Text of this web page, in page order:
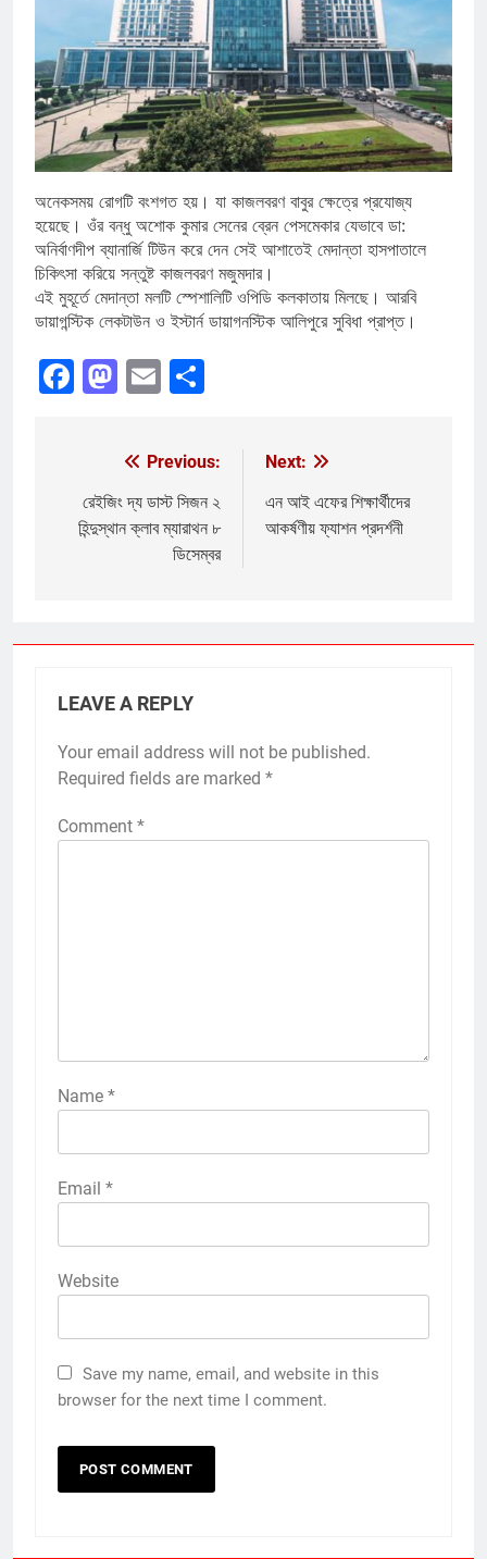
অনেকসময় রোগটি বংশগত হয়। যা কাজলবরণ বাবুর ক্ষেত্রে প্রযোজ্য
হয়েছে। ওঁর বন্ধু অশোক কুমার সেনের ব্রেন পেসমেকার যেভাবে ডা:
অনির্বাণদীপ ব্যানার্জি টিউন করে দেন সেই আশাতেই মেদান্তা হাসপাতালে
চিকিৎসা করিয়ে সন্তুষ্ট কাজলবরণ মজুমদার।
এই মুহূর্তে মেদান্তা মলটি স্পেশালিটি ওপিডি কলকাতায় মিলছে। আরবি
ডায়াগন্স্টিক লেকটাউন ও ইস্টার্ন ডায়াগনস্টিক আলিপুরে সুবিধা প্রাপ্ত।
Facebook
Mastodon
Email
navigation
Previous:
রেইজিং দ্য ডাস্ট সিজন ২
হিন্দুস্থান ক্লাব ম্যারাথন ৮
ডিসেম্বর
Next:
এন আই এফের শিক্ষার্থীদের
আকর্ষণীয় ফ্যাশন প্রদর্শনী
LEAVE A REPLY
Your email address will not be published.
Required fields are marked *
Comment *
Name *
Email *
Website
Save my name, email, and website in this
browser for the next time I comment.